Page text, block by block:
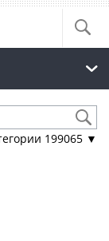
199065 ▼